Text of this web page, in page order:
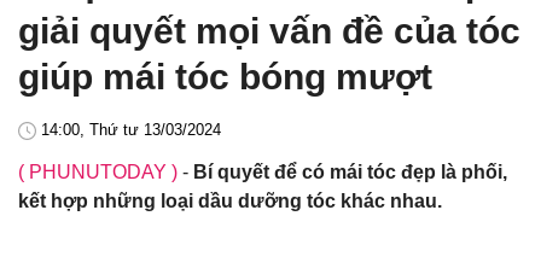
giải quyết mọi vấn đề của tóc
giúp mái tóc bóng mượt
14:00, Thứ tư 13/03/2024
( PHUNUTODAY ) - Bí quyết để có mái tóc đẹp là phối,
kết hợp những loại dầu dưỡng tóc khác nhau.